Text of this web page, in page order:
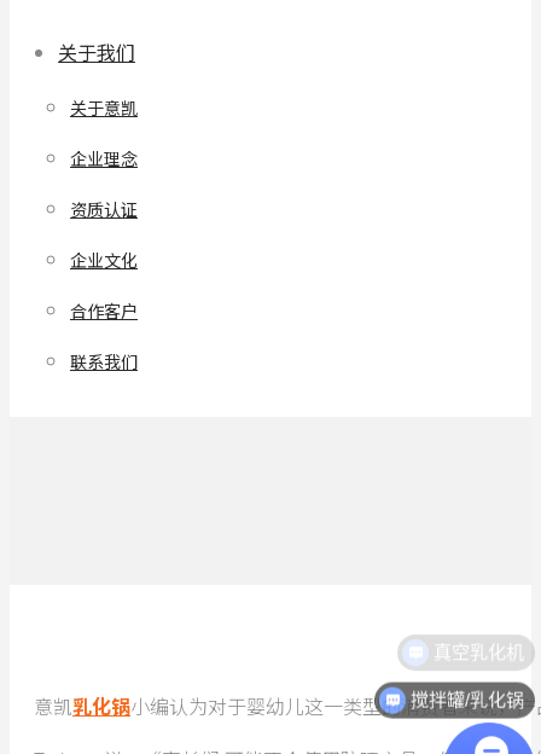
关于我们
关于意凯
企业理念
资质认证
企业文化
合作客户
联系我们
意凯乳化锅小编认为对于婴幼儿这一类型的消费者来说，
真空乳化机
搅拌罐/乳化锅